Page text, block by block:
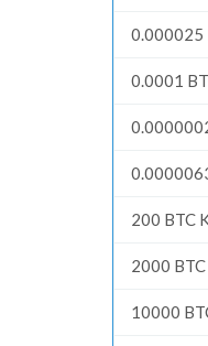
0.000025
0.0001
200 BTC
2000 BTC
10000